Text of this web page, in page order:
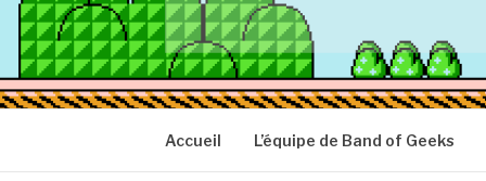
BAND OF
Actu Geek d'hier et d'aujourd'hui
Accueil L’équipe de Band of Geeks